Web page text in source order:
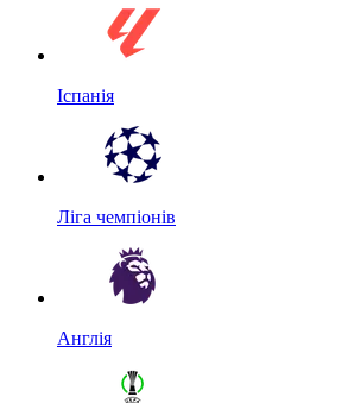
Іспанія
Ліга чемпіонів
Англія